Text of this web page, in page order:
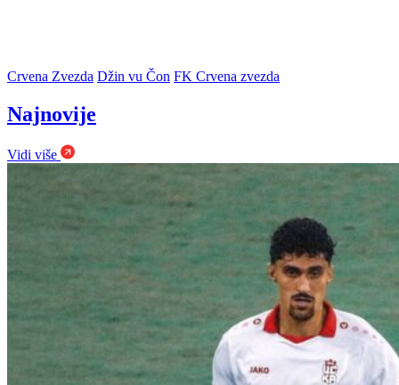
Crvena Zvezda Džin vu Čon FK Crvena zvezda
Najnovije
Vidi više